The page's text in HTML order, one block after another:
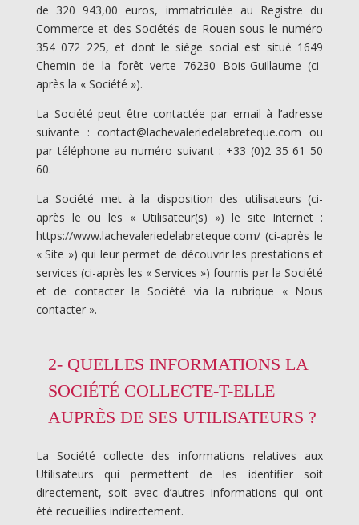
de 320 943,00 euros, immatriculée au Registre du
Commerce et des Sociétés de Rouen sous le numéro
354 072 225, et dont le siège social est situé 1649
Chemin de la forêt verte 76230 Bois-Guillaume (ci-
après la « Société »).
La Société peut être contactée par email à l’adresse
suivante : contact@lachevaleriedelabreteque.com ou
par téléphone au numéro suivant : +33 (0)2 35 61 50
60.
La Société met à la disposition des utilisateurs (ci-
après le ou les « Utilisateur(s) ») le site Internet :
https://www.lachevaleriedelabreteque.com/ (ci-après le
« Site ») qui leur permet de découvrir les prestations et
services (ci-après les « Services ») fournis par la Société
et de contacter la Société via la rubrique « Nous
contacter ».
2- QUELLES INFORMATIONS LA
SOCIÉTÉ COLLECTE-T-ELLE
AUPRÈS DE SES UTILISATEURS ?
La Société collecte des informations relatives aux
Utilisateurs qui permettent de les identifier soit
directement, soit avec d’autres informations qui ont
été recueillies indirectement.